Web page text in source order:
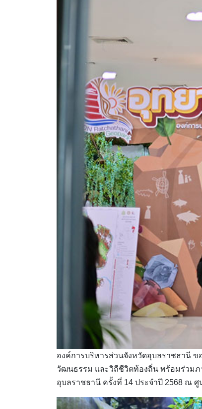
องค์การบริหารส่วนจังหวัดอุบลราชธานี
วัฒนธรรม และวิถีชีวิตท้องถิ่น พร้อมร่วม
อุบลราชธานี ครั้งที่ 14 ประจำปี 2568 ณ